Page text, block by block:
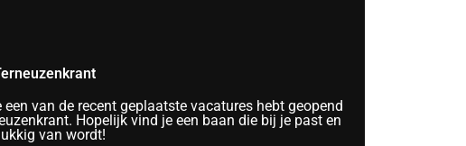
een van de recent geplaatste vacatures hebt geopend
Hopelijk vind je een baan die bij je past en
van wordt!